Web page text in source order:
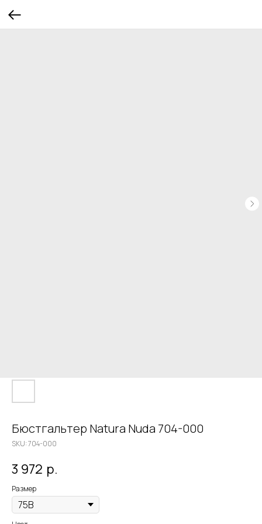
Бюстгальтер Natura Nuda 704-000
SKU:704-000
3 972 р.
Размер